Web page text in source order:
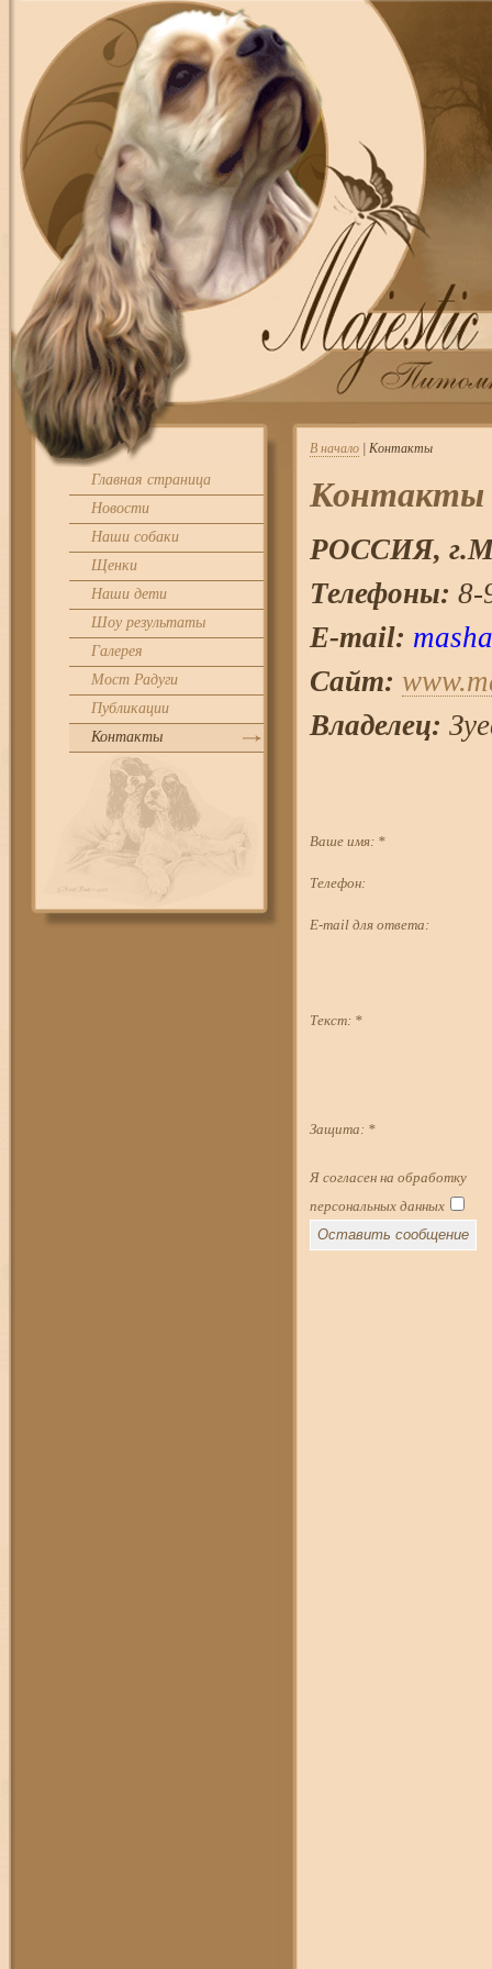
Главная страница
Новости
Наши собаки
Щенки
Наши дети
Шоу результаты
Галерея
Мост Радуги
Публикации
Контакты
В начало | Контакты
Контакты
РОССИЯ, г.
Телефоны: 8-
E-mail:
Сайт:
Владелец:
Ваше имя: *
Телефон:
E-mail для ответа:
Текст: *
Защита: *
Я согласен на обработку
персональных данных